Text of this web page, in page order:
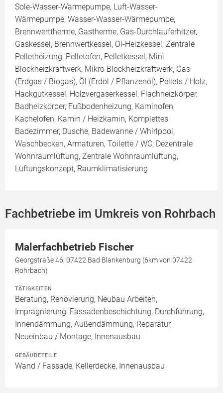
Sole-Wasser-Wärmepumpe, Luft-Wasser-
Wärmepumpe, Wasser-Wasser-Wärmepumpe,
Brennwerttherme, Gastherme, Gas-Durchlauferhitzer,
Gaskessel, Brennwertkessel, Öl-Heizkessel, Zentrale
Pelletheizung, Pelletofen, Pelletkessel, Mini
Blockheizkraftwerk, Mikro Blockheizkraftwerk, Gas
(Erdgas / Biogas), Öl (Erdöl / Pflanzenöl), Pellets / Holz,
Hackgutkessel, Holzvergaserkessel, Flachheizkörper,
Badheizkörper, Fußbodenheizung, Kaminofen,
Kachelofen, Kamin / Heizkamin, Komplettes
Badezimmer, Dusche, Badewanne / Whirlpool,
Waschbecken, Armaturen, Toilette / WC, Dezentrale
Wohnraumlüftung, Zentrale Wohnraumlüftung,
Lüftungskonzept, Raumklimatisierung
Fachbetriebe im Umkreis von Rohrbach
Malerfachbetrieb Fischer
Georgstraße 46, 07422 Bad Blankenburg (6km von 07422
Rohrbach)
TÄTIGKEITEN
Beratung, Renovierung, Neubau Arbeiten,
Imprägnierung, Fassadenbeschichtung, Durchführung,
Innendämmung, Außendämmung, Reparatur,
Neueinbau / Montage, Innenausbau
GEBÄUDETEILE
Wand / Fassade, Kellerdecke, Innenausbau